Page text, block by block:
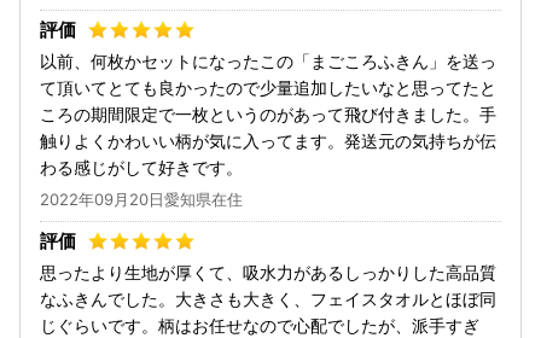
以前、何枚かセットになったこの「まごころふきん」を送っ
て頂いてとても良かったので少量追加したいなと思ってたと
ころの期間限定で一枚というのがあって飛び付きました。手
触りよくかわいい柄が気に入ってます。発送元の気持ちが伝
わる感じがして好きです。
2022年09月20日愛知県在住
思ったより生地が厚くて、吸水力があるしっかりした高品質
なふきんでした。大きさも大きく、フェイスタオルとほぼ同
じぐらいです。柄はお任せなので心配でしたが、派手すぎ